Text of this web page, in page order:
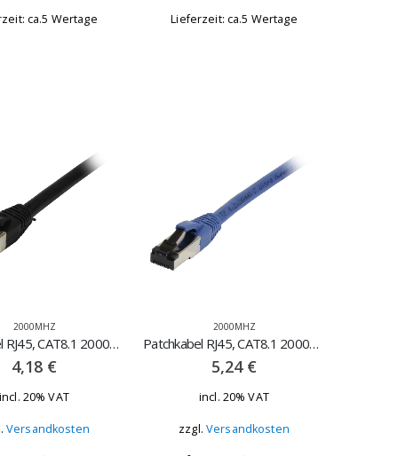
ca.5 Wertage Lieferzeit: ca.5 Wertage
2000MHZ
Patchkabel RJ45, CAT8.1 2000Mhz, 0.5m, schwarz – S-STP(S/FTP), TPE(Ultra SuperFle
4,18 €
incl. 20% VAT
Versandkosten
2000MHZ
Patchkabel RJ45, CAT8.1 2000Mhz, 1.0m blau – STP(S/FTP), TPE(Ultra SuperFlex)
5,24 €
incl. 20% VAT
zzgl. Versandkosten